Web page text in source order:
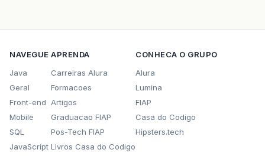
NAVEGUE
Java
Geral
Front-end
Mobile
SQL
JavaScript
APRENDA
Carreiras Alura
Formacoes
Artigos
Graduacao FIAP
Pos-Tech FIAP
Livros Casa do Codigo
CONHECA O GRUPO
Alura
Lumina
FIAP
Casa do Codigo
Hipsters.tech